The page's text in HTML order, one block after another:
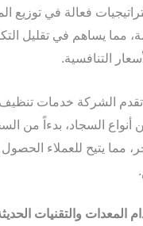
فعالة في توزيع
مما يساهم في تقليل
التنافسية.
تقدم الشركة خدمات تنظيف
أنواع السجاد، بدءاً من
مما يتيح للعملاء
المعدات والتقنيات